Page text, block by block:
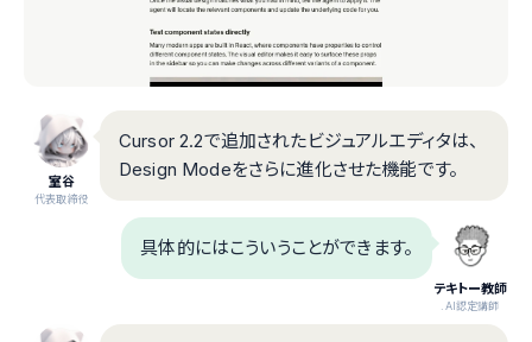
室谷
代表取締役
Cursor 2.2で追加されたビジュアルエディタは、
Design Modeをさらに進化させた機能です。
テキトー教師
.AI認定講師
具体的にはこういうことができます。